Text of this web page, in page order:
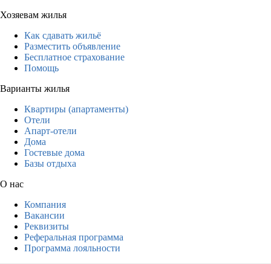
Хозяевам жилья
Как сдавать жильё
Разместить объявление
Бесплатное страхование
Помощь
Варианты жилья
Квартиры (апартаменты)
Отели
Апарт-отели
Дома
Гостевые дома
Базы отдыха
О нас
Компания
Вакансии
Реквизиты
Реферальная программа
Программа лояльности